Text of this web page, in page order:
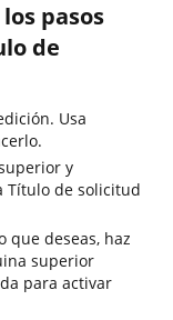
pasos
de
Usa
y
Título de solicitud
que deseas, haz
superior
para activar